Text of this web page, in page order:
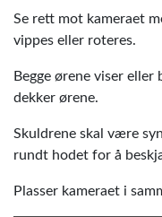
Se rett mot kameraet
vippes eller roteres.
Begge ørene viser
dekker ørene.
Skuldrene skal være
rundt hodet for å
Plasser kameraet i